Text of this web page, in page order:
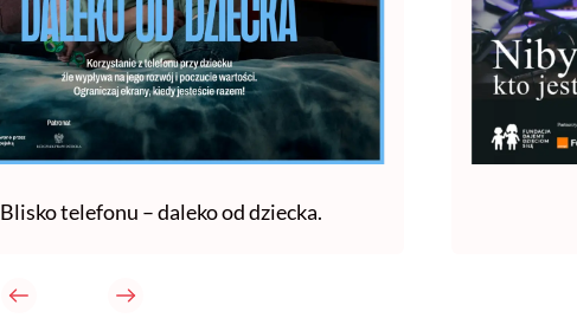
Blisko telefonu – daleko od dziecka.